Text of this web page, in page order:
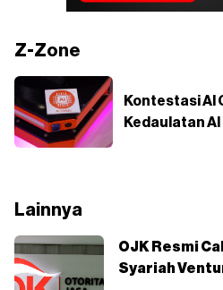
Z-Zone
Kontestasi AI
Kedaulatan
Lainnya
OJK Resmi
Syariah